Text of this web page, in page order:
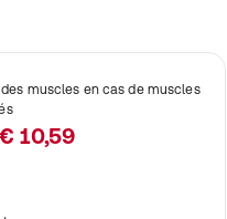
muscles en cas de muscles
€ 10,59